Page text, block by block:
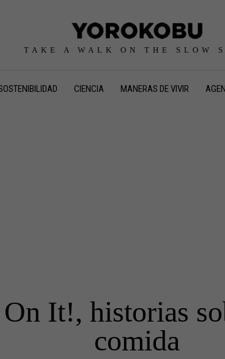
TAKE A WALK ON THE SLOW
CIENCIA MANERAS DE VIVIR
It!, historias
comida